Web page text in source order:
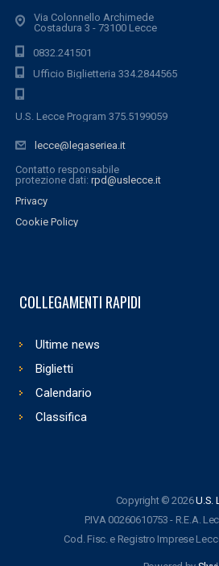
Via Colonnello Archimede
Costadura 3 - 73100 Lecce
0832.241501
Ufficio Biglietteria 334.2844565
U.S. Lecce Program 375.5199059
lecce@legaseriea.it
Contatto responsabile
protezione dati: rpd@uslecce.it
Privacy
Cookie Policy
COLLEGAMENTI RAPIDI
Ultime news
Biglietti
Calendario
Classifica
Copyright © 2026U.S.
P.IVA 00260610753 - R.E.A.
Cod. Fisc. e Registro Imprese